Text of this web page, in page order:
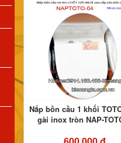
Nắp bồn cầu 1 khối
gài inox tròn NAP-